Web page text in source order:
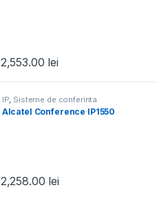
2,553.00 lei
IP Sisteme de conferinta
Alcatel Conference IP1550
2,258.00 lei